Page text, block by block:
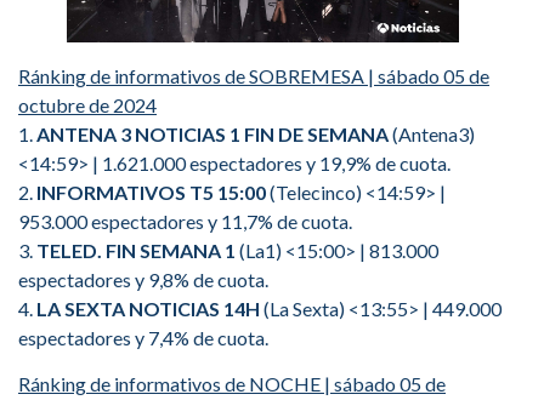
Ránking de informativos de SOBREMESA | sábado 05 de
octubre de 2024
1. ANTENA 3 NOTICIAS 1 FIN DE SEMANA(Antena3)
<14:59> | 1.621.000 espectadores y 19,9% de cuota.
2. INFORMATIVOS T5 15:00(Telecinco) <14:59> |
953.000 espectadores y 11,7% de cuota.
3. TELED. FIN SEMANA 1 (La1) <15:00> | 813.000
espectadores y 9,8% de cuota.
4. LA SEXTA NOTICIAS 14H (La Sexta) <13:55> | 449.000
espectadores y 7,4% de cuota.
Ránking de informativos de NOCHE | sábado 05 de